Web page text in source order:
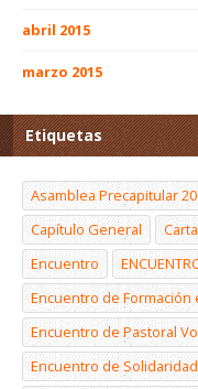
abril 2015
marzo 2015
Etiquetas
Asamblea Precapitular
Capítulo General
Encuentro
Encuentro de
Encuentro de Pastoral
Encuentro de